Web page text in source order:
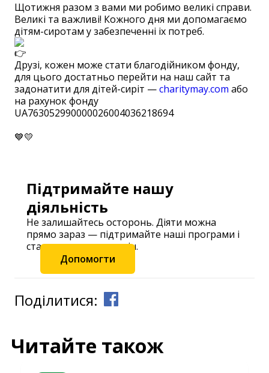
Щотижня разом з вами ми робимо великі справи.
Великі та важливі! Кожного дня ми допомагаємо
дітям-сиротам у забезпеченні іх потреб.
Друзі, кожен може стати благодійником фонду,
для цього достатньо перейти на наш сайт та
задонатити для дітей-сиріт —charitymay.com або
на рахунок фонду
UA763052990000026004036218694 ⠀
💙💛
Підтримайте нашу
діяльність
Не залишайтесь осторонь. Діяти можна
прямо зараз — підтримайте наші програми і
станьте частиною змін.
Допомогти
Поділитися:
Читайте також